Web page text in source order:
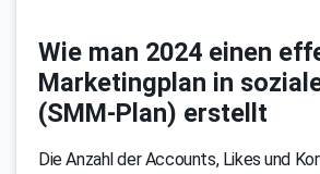
Wie man 2024 einen
Marketingplan in
(SMM-Plan) erstellt
Die Anzahl der Accounts, Likes und